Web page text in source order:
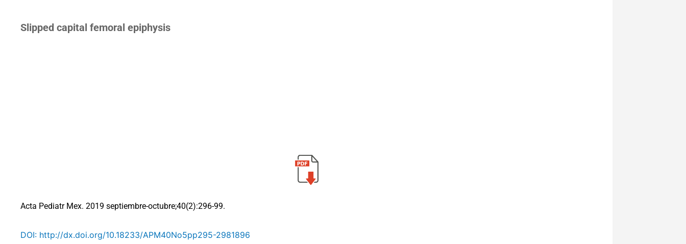
Slipped capital femoral epiphysis
Acta Pediatr Mex. 2019 septiembre-octubre;40(2):296-99.
DOI: http://dx.doi.org/10.18233/APM40No5pp295-2981896